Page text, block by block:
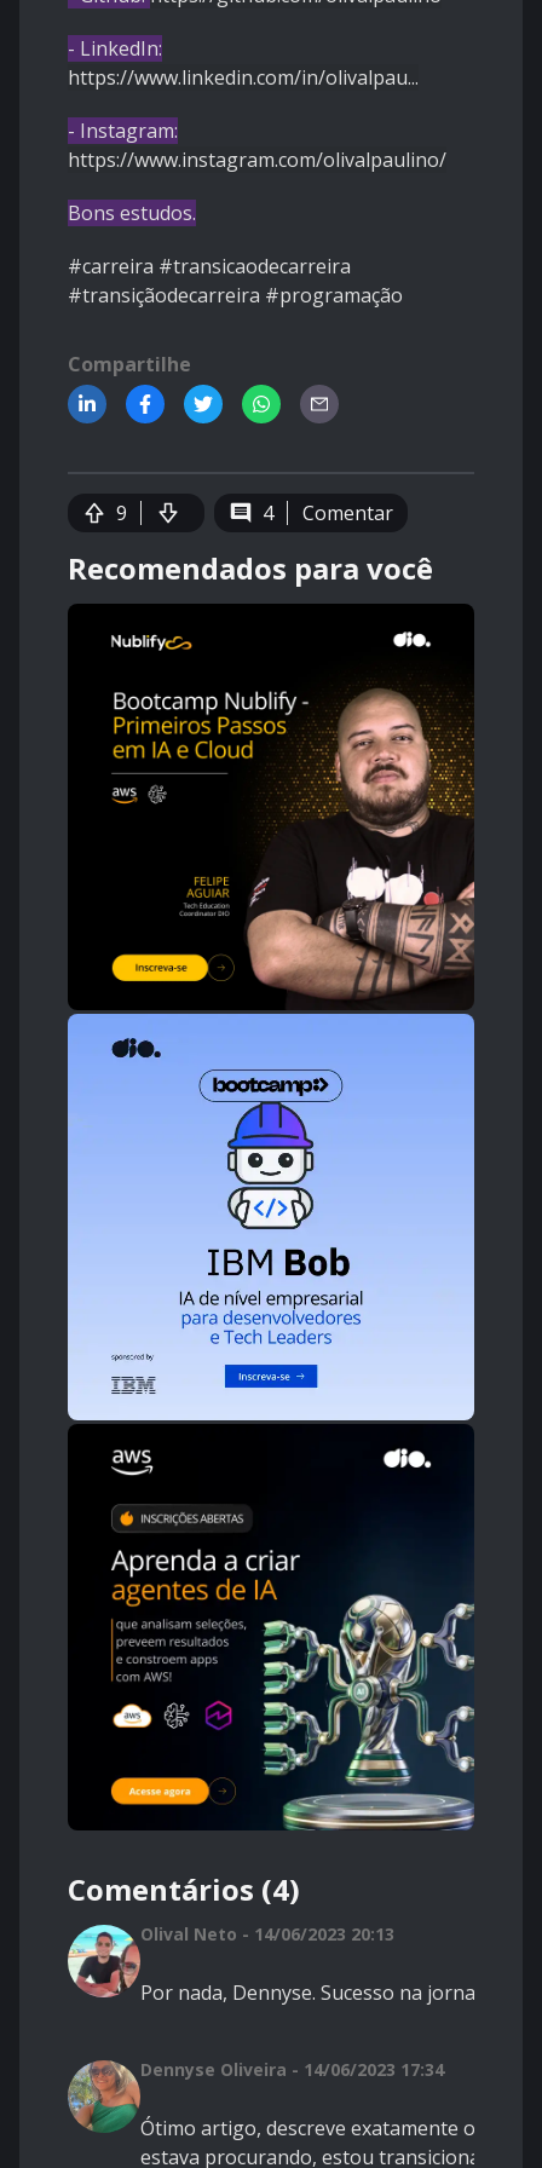
- LinkedIn:
https://www.linkedin.com/in/olivalpau...
- Instagram:
https://www.instagram.com/olivalpaulino/
Bons estudos.
#carreira #transicaodecarreira
#transiçãodecarreira #programação
Compartilhe
9 4 Comentar
Recomendados para você
Comentários (4)
Olival Neto - 14/06/2023 20:13
Por nada, Dennyse. Sucesso na jornada.
Dennyse Oliveira - 14/06/2023 17:34
Ótimo artigo, descreve exatamente o que
estava procurando, estou transicionando